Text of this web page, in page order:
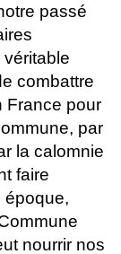
passé
véritable
combattre
France pour
par
la calomnie
faire
époque,
nourrir nos